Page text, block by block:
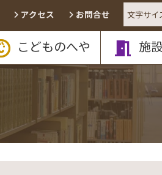
文字サイ
アクセス お問合せ
こどものへや 施